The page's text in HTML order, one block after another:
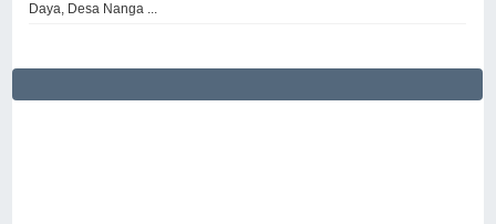
Daya, Desa Nanga ...